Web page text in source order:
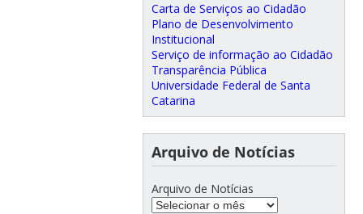
Carta de Serviços ao Cidadão
Plano de Desenvolvimento
Institucional
Serviço de informação ao Cidadão
Transparência Pública
Universidade Federal de Santa
Catarina
Arquivo de Notícias
Arquivo de Notícias